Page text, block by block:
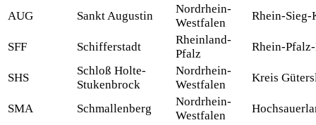
AUG Sankt Augustin
Nordrhein-
Westfalen
Rhein-Sieg-
SFF Schifferstadt
Rheinland-
Pfalz
Rhein-
SHS
Schloß Holte-
Stukenbrock
Nordrhein-
Westfalen
Kreis
SMA Schmallenberg
Nordrhein-
Westfalen